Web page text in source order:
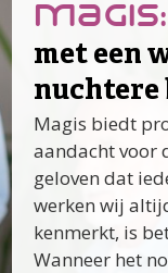
magis:
met een
nuchtere
Magis biedt
aandacht voor
geloven dat
werken wij
kenmerkt, is
Wanneer het